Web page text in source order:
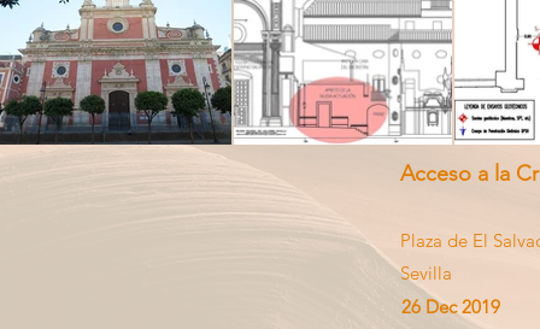
Acceso a la
Plaza de El
Sevilla
26 Dec 2019